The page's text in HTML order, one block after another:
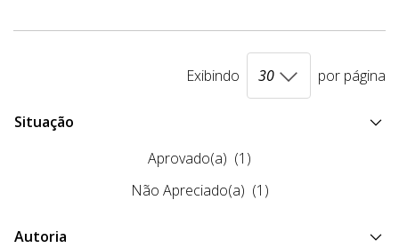
Exibindo por página
Situação
Aprovado(a) (1)
Não Apreciado(a) (1)
Autoria